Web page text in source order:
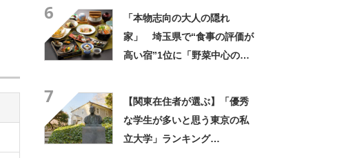
6
「本物志向の大人の隠れ
家」 埼玉県で“食事の評価が
高い宿”1位に「野菜中心の料
7
【関東在住者が選ぶ】「優秀
な学生が多いと思う東京の私
立大学」ランキング